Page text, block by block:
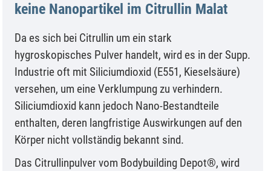
keine Nanopartikel im Citrullin Malat
Da es sich bei Citrullin um ein stark
hygroskopisches Pulver handelt, wird es in der Supp.
Industrie oft mit Siliciumdioxid (E551, Kieselsäure)
versehen, um eine Verklumpung zu verhindern.
Siliciumdioxid kann jedoch Nano-Bestandteile
enthalten, deren langfristige Auswirkungen auf den
Körper nicht vollständig bekannt sind.
Das Citrullinpulver vom Bodybuilding Depot®, wird